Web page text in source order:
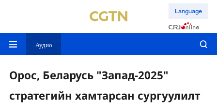
Language
Аудио
Орос, Беларусь "Запад-2025"
стратегийн хамтарсан сургуулилт